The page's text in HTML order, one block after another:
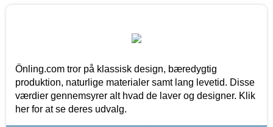
Önling.com tror på klassisk design, bæredygtig
produktion, naturlige materialer samt lang levetid. Disse
værdier gennemsyrer alt hvad de laver og designer. Klik
her for at se deres udvalg.